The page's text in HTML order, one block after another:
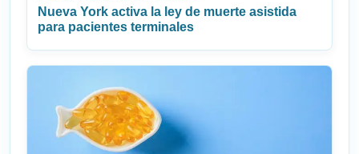
Nueva York activa la ley de muerte asistida
para pacientes terminales